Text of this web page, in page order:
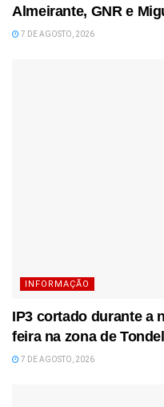
Almeirante, GNR e
7 DE AGOSTO, 2026
INFORMAÇÃO
IP3 cortado durante a
feira na zona de
7 DE AGOSTO, 2026